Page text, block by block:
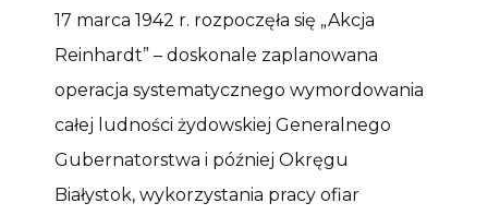
17 marca 1942 r. rozpoczęła się „Akcja
Reinhardt” – doskonale zaplanowana
operacja systematycznego wymordowania
całej ludności żydowskiej Generalnego
Gubernatorstwa i później Okręgu
Białystok, wykorzystania pracy ofiar